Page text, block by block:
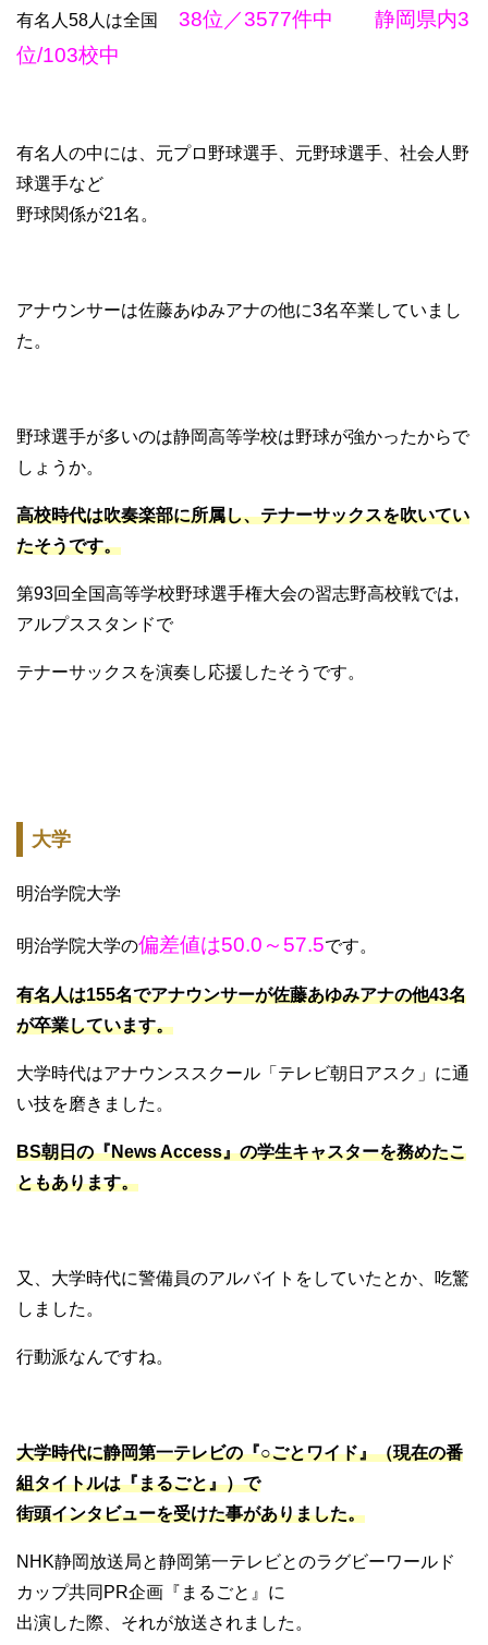
有名人58人は全国
38位／3577件中 静岡県内3
位/103校中
有名人の中には、元プロ野球選手、元野球選手、社会人野
球選手など
野球関係が21名。
アナウンサーは佐藤あゆみアナの他に3名卒業していまし
た。
野球選手が多いのは静岡高等学校は野球が強かったからで
しょうか。
高校時代は吹奏楽部に所属し、テナーサックスを吹いてい
たそうです。
第93回全国高等学校野球選手権大会の習志野高校戦では,
アルプススタンドで
テナーサックスを演奏し応援したそうです。
大学
明治学院大学
明治学院大学の偏差値は50.0～57.5です。
有名人は155名でアナウンサーが佐藤あゆみアナの他43名
が卒業しています。
大学時代はアナウンススクール「テレビ朝日アスク」に通
い技を磨きました。
BS朝日の『News Access』の学生キャスターを務めたこ
ともあります。
又、大学時代に警備員のアルバイトをしていたとか、吃驚
しました。
行動派なんですね。
大学時代に静岡第一テレビの『○ごとワイド』（現在の番
組タイトルは『まるごと』）で
街頭インタビューを受けた事がありました。
NHK静岡放送局と静岡第一テレビとのラグビーワールド
カップ共同PR企画『まるごと』に
出演した際、それが放送されました。